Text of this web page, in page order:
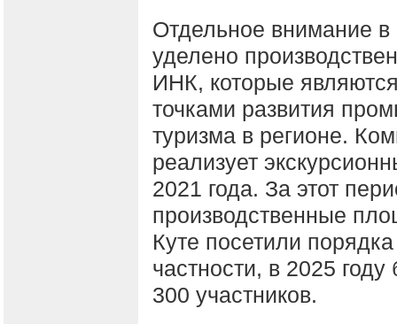
Отдельное внимание в
уделено
ИНК, которые
точками развития
туризма в регионе.
реализует
2021 года. За этот
производственные
Куте посетили
частности, в 2025
300 участников.